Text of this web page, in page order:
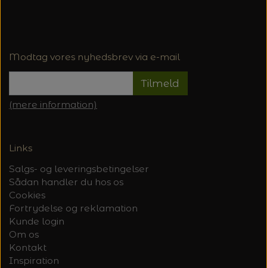
Modtag vores nyhedsbrev via e-mail
Tilmeld
(mere information)
Links
Salgs- og leveringsbetingelser
Sådan handler du hos os
Cookies
Fortrydelse og reklamation
Kunde login
Om os
Kontakt
Inspiration